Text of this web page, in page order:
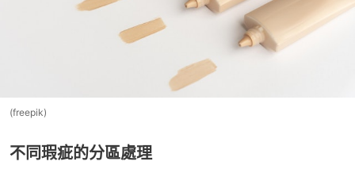
(freepik)
不同瑕疵的分區處理